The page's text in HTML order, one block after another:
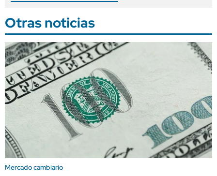
Otras noticias
Mercado cambiario